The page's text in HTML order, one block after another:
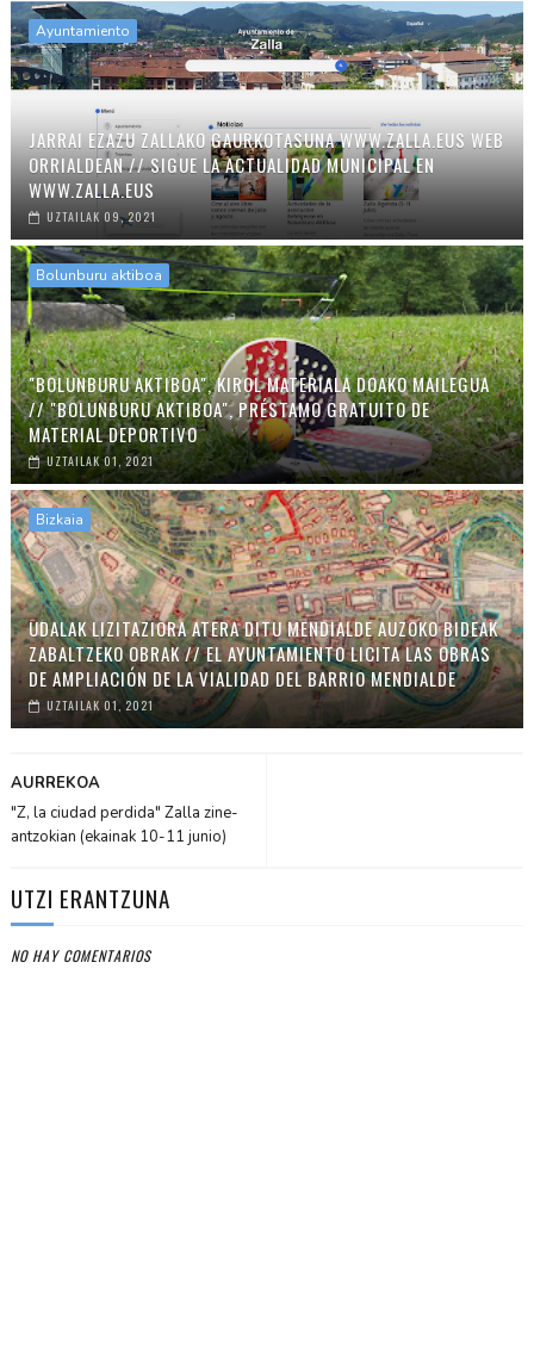
Ayuntamiento
JARRAI EZAZU ZALLAKO GAURKOTASUNA WWW.ZALLA.EUS WEB
ORRIALDEAN // SIGUE LA ACTUALIDAD MUNICIPAL EN
WWW.ZALLA.EUS
UZTAILAK 09, 2021
Bolunburu aktiboa
"BOLUNBURU AKTIBOA", KIROL MATERIALA DOAKO MAILEGUA
// "BOLUNBURU AKTIBOA", PRÉSTAMO GRATUITO DE
MATERIAL DEPORTIVO
UZTAILAK 01, 2021
Bizkaia
UDALAK LIZITAZIORA ATERA DITU MENDIALDE AUZOKO BIDEAK
ZABALTZEKO OBRAK // EL AYUNTAMIENTO LICITA LAS OBRAS
DE AMPLIACIÓN DE LA VIALIDAD DEL BARRIO MENDIALDE
UZTAILAK 01, 2021
AURREKOA
"Z, la ciudad perdida" Zalla zine-
antzokian (ekainak 10-11 junio)
UTZI ERANTZUNA
NO HAY COMENTARIOS